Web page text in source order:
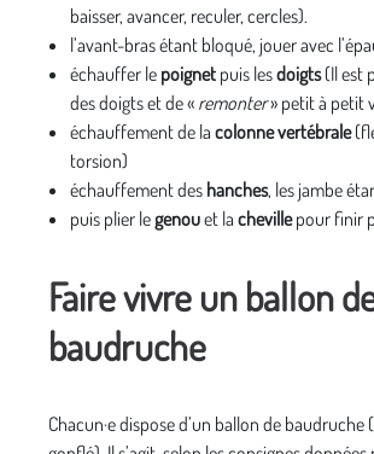
baisser, avancer, reculer, cercles).
l’avant-bras étant bloqué, jouer avec
échauffer le poignet puis lesdoigts(Il est
des doigts et de « remonter» petit à petit
échauffement de la colonne vertébrale
torsion)
échauffement des hanches, les jambe
puis plier legenouet la chevillepour finir
Faire vivre un ballon
baudruche
Chacun·e dispose d’un ballon de baudruche